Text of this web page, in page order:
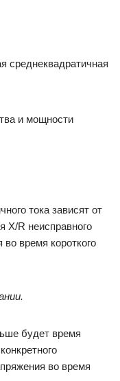
среднеквадратичная
и мощности
тока зависят от
X/R неисправного
время короткого
будет время
во время